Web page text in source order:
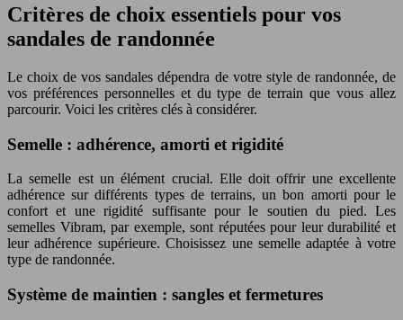
Critères de choix essentiels pour vos
sandales de randonnée
Le choix de vos sandales dépendra de votre style de randonnée, de
vos préférences personnelles et du type de terrain que vous allez
parcourir. Voici les critères clés à considérer.
Semelle : adhérence, amorti et rigidité
La semelle est un élément crucial. Elle doit offrir une excellente
adhérence sur différents types de terrains, un bon amorti pour le
confort et une rigidité suffisante pour le soutien du pied. Les
semelles Vibram, par exemple, sont réputées pour leur durabilité et
leur adhérence supérieure. Choisissez une semelle adaptée à votre
type de randonnée.
Système de maintien : sangles et fermetures